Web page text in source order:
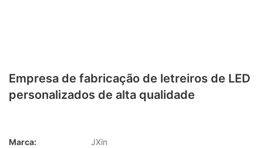
Empresa de fabricação de letreiros de LED
personalizados de alta qualidade
Marca:
JXin